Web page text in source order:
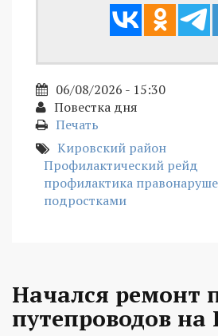
06/08/2026 - 15:30
Повестка дня
Печать
Кировский район
Профилактический рейд
профилактика
подростками
Начался ремонт
путепроводов